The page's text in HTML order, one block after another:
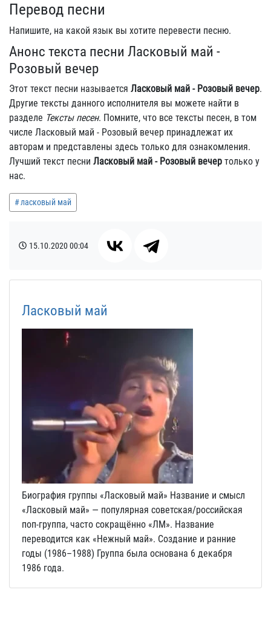
Перевод песни
Напишите, на какой язык вы хотите перевести песню.
Анонс текста песни Ласковый май -
Розовый вечер
Этот текст песни называется Ласковый май - Розовый вечер.
Другие тексты данного исполнителя вы можете найти в
разделе Тексты песен. Помните, что все тексты песен, в том
числе Ласковый май - Розовый вечер принадлежат их
авторам и представлены здесь только для ознакомления.
Лучший текст песни Ласковый май - Розовый вечер только у
нас.
ласковый май
15.10.202000:04
Ласковый май
Биография группы «Ласковый май» Название и смысл
«Ласковый май» — популярная советская/российская
поп-группа, часто сокращённо «ЛМ». Название
переводится как «Нежный май». Создание и ранние
годы (1986–1988) Группа была основана 6 декабря
1986 года.